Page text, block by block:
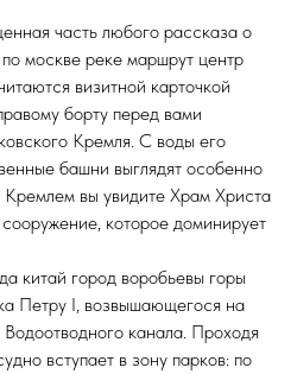
часть любого рассказа о
москве реке маршрут центр
визитной карточкой
борту перед вами
Кремля. С воды его
башни выглядят особенно
вы увидите Храм Христа
которое доминирует
китай город воробьевы горы
Петру I, возвышающегося на
канала. Проходя
вступает в зону парков: по